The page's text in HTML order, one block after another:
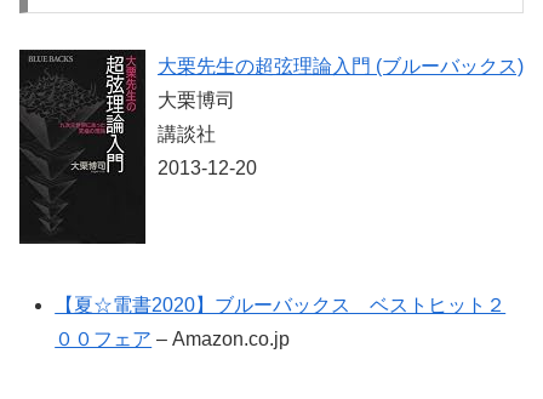
大栗先生の超弦理論入門 (ブルーバックス)
大栗博司
講談社
2013-12-20
【夏☆電書2020】ブルーバックス ベストヒット２
００フェア – Amazon.co.jp